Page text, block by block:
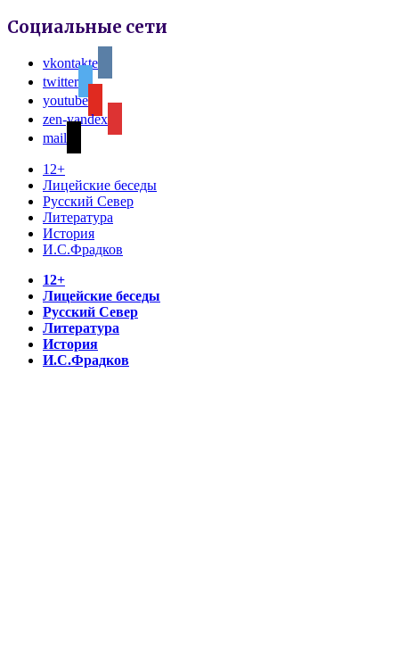
Социальные сети
vkontakte
twitter
youtube
zen-yandex
mail
12+
Лицейские беседы
Русский Север
Литература
История
И.С.Фрадков
12+
Лицейские беседы
Русский Север
Литература
История
И.С.Фрадков